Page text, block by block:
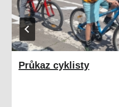
Průkaz cyklisty